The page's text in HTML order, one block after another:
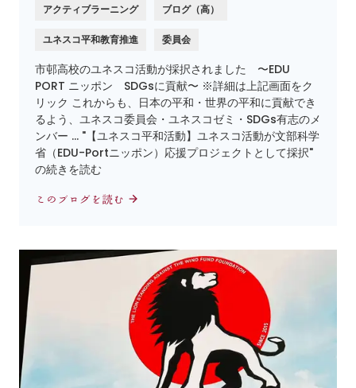
アクティブラーニング ブログ（高）
ユネスコ平和教育推進 委員会
市邨高校のユネスコ活動が採択されました 〜EDU
PORT ニッポン SDGsに貢献〜 ※詳細は上記画面をク
リック これからも、日本の平和・世界の平和に貢献でき
るよう、ユネスコ委員会・ユネスコゼミ・SDGs有志のメ
ンバー … "【ユネスコ平和活動】ユネスコ活動が文部科学
省（EDU-Portニッポン）応援プロジェクトとして採択"
の続きを読む
このブログを読む